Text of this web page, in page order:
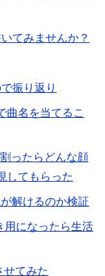
てみませんか？
振り返り
曲名を当てるこ
ったらどんな顔
してもらった
解けるのか検証
用になったら生活
せてみた